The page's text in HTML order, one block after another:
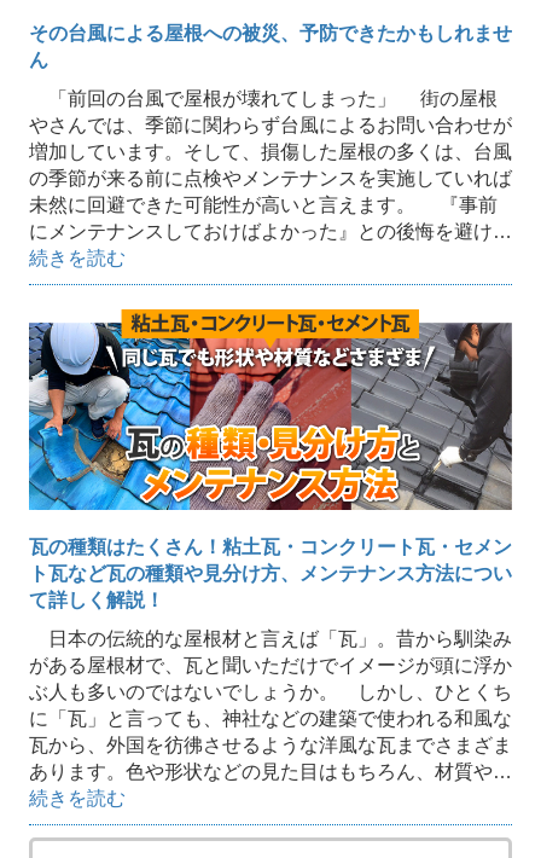
その台風による屋根への被災、予防できたかもしれませ
ん
「前回の台風で屋根が壊れてしまった」 街の屋根
やさんでは、季節に関わらず台風によるお問い合わせが
増加しています。そして、損傷した屋根の多くは、台風
の季節が来る前に点検やメンテナンスを実施していれば
未然に回避できた可能性が高いと言えます。 『事前
にメンテナンスしておけばよかった』との後悔を避け…
続きを読む
瓦の種類はたくさん！粘土瓦・コンクリート瓦・セメン
ト瓦など瓦の種類や見分け方、メンテナンス方法につい
て詳しく解説！
日本の伝統的な屋根材と言えば「瓦」。昔から馴染み
がある屋根材で、瓦と聞いただけでイメージが頭に浮か
ぶ人も多いのではないでしょうか。 しかし、ひとくち
に「瓦」と言っても、神社などの建築で使われる和風な
瓦から、外国を彷彿させるような洋風な瓦までさまざま
あります。色や形状などの見た目はもちろん、材質や…
続きを読む